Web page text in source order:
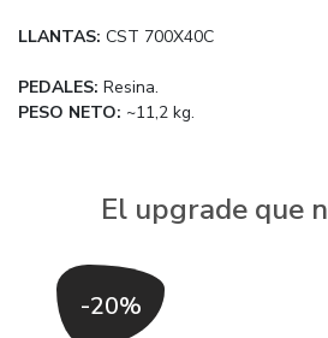
LLANTAS: CST 700X40C
PEDALES: Resina.
PESO NETO: ~11,2 kg.
El upgrade que
-20%